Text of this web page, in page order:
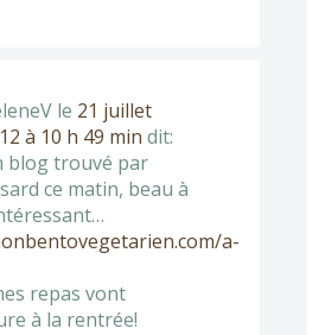
le 21 juillet
à 10 h 49 min dit:
blog trouvé par
ce matin, beau à
a-
repas vont
à la rentrée!